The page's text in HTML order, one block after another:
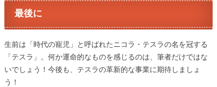
最後に
生前は「時代の寵児」と呼ばれたニコラ・テスラの名を冠する
「テスラ」。何か運命的なものを感じるのは、筆者だけではな
いでしょう！今後も、テスラの革新的な事業に期待しましょ
う！